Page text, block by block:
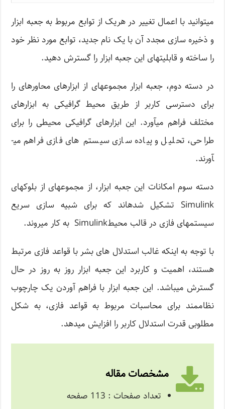
می­توانید با اعمال تغییر در هریک از توابع مربوط به جعبه ابزار
و ذخیره سازی مجدد آن با یک نام جدید، توابع مورد نظر خود
را ساخته و قابلیت­های این جعبه ابزار را گسترش دهید.
در دسته دوم، جعبه ابزار مجموعه­ای از ابزارهای محاوره­ای را
برای دسترسی کاربر از طریق محیط گرافیکی به ابزارهای
مختلف فراهم می­آورد. این ابزار­های گرافیکی محیطی را برای
طراحی، تحلیل و پیاده سازی سیستم های فازی فراهم می­
آورند.
دسته سوم امکانات این جعبه ابزار، از مجموعه­ای از بلوک­های
Simulink تشکیل شده­اند که برای شبیه سازی سریع
سیستم­های فازی در قالب محیطSimulink به کار می­روند.
با توجه به اینکه غالب استدلال های بشر با قواعد فازی مرتبط
هستند، اهمیت و کاربرد این جعبه ابزار روز به روز در حال
گسترش می­باشد. این جعبه ابزار با فراهم آوردن یک چارچوب
نظام­مند برای محاسبات مربوط به قواعد فازی، به شکل
مطلوبی قدرت استدلال کاربر را افزایش می­دهد.
مشخصات مقاله
تعداد صفحات : 113 صفحه